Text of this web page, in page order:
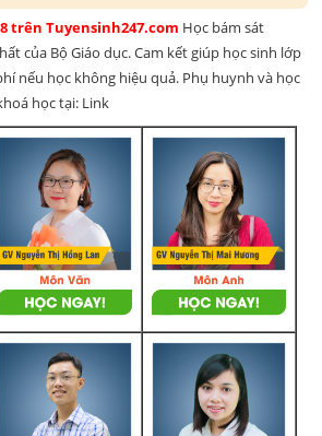
trên Tuyensinh247.com Học bám sát
của Bộ Giáo dục. Cam kết giúp học sinh lớp
nếu học không hiệu quả. Phụ huynh và học
học tại: Link